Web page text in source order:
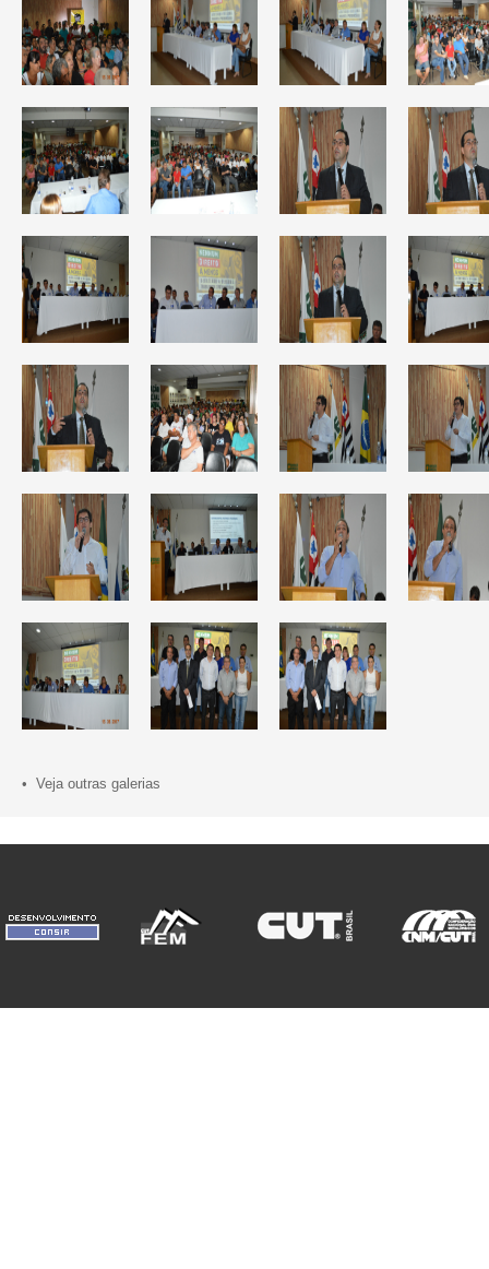
• Veja outras galerias